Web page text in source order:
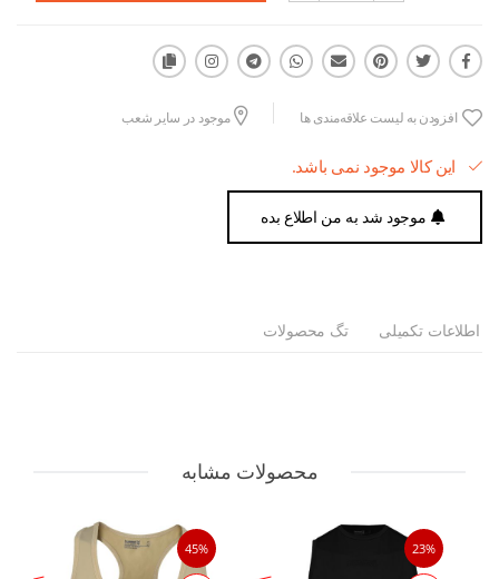
افزودن به لیست علاقه‌مندی ها موجود در سایر شعب
این کالا موجود نمی باشد.
موجود شد به من اطلاع بده
اطلاعات تکمیلی تگ محصولات
محصولات مشابه
23%
45%